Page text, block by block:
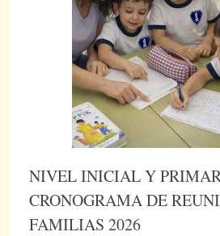
NIVEL INICIAL Y
CRONOGRAMA DE
FAMILIAS 2026